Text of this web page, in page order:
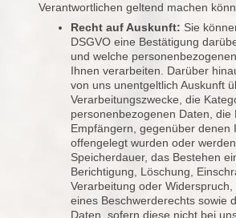
Verantwortlichen geltend machen
Recht auf Auskunft: Sie
DSGVO eine Bestätigung
und welche
Ihnen verarbeiten. Darüber
von uns unentgeltlich Auskunft
Verarbeitungszwecke, die
personenbezogenen Daten, die
Empfängern, gegenüber denen
offengelegt wurden oder
Speicherdauer, das Bestehen
Berichtigung, Löschung,
Verarbeitung oder Widerspruch,
eines Beschwerderechts sowie
Daten, sofern diese nicht bei